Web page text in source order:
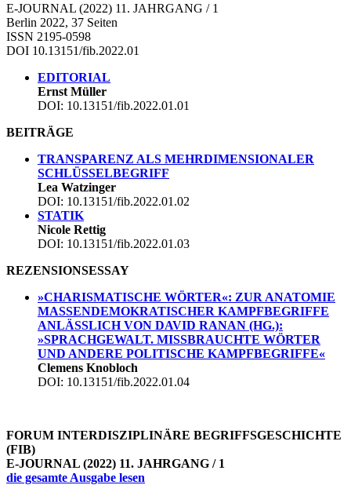
E-JOURNAL (2022) 11. JAHRGANG / 1
Berlin 2022, 37 Seiten
ISSN 2195-0598
DOI 10.13151/fib.2022.01
EDITORIAL
Ernst Müller
DOI: 10.13151/fib.2022.01.01
BEITRÄGE
TRANSPARENZ ALS MEHRDIMENSIONALER
SCHLÜSSELBEGRIFF
Lea Watzinger
DOI: 10.13151/fib.2022.01.02
STATIK
Nicole Rettig
DOI: 10.13151/fib.2022.01.03
REZENSIONSESSAY
»CHARISMATISCHE WÖRTER«: ZUR ANATOMIE
MASSENDEMOKRATISCHER KAMPFBEGRIFFE
ANLÄSSLICH VON DAVID RANAN (HG.):
»SPRACHGEWALT. MISSBRAUCHTE WÖRTER
UND ANDERE POLITISCHE KAMPFBEGRIFFE«
Clemens Knobloch
DOI: 10.13151/fib.2022.01.04
FORUM INTERDISZIPLINÄRE BEGRIFFSGESCHICHTE
(FIB)
E-JOURNAL (2022) 11. JAHRGANG / 1
die gesamte Ausgabe lesen